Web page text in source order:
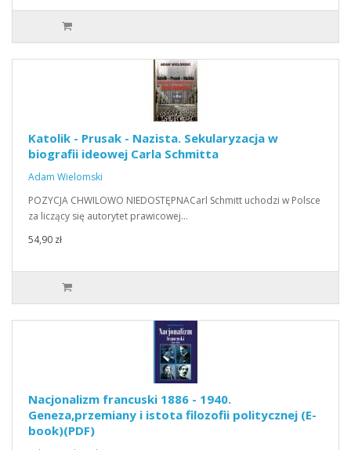
Katolik - Prusak - Nazista. Sekularyzacja w
biografii ideowej Carla Schmitta
Adam Wielomski
POZYCJA CHWILOWO NIEDOSTĘPNACarl Schmitt uchodzi w Polsce
za liczący się autorytet prawicowej…
54,90 zł
Nacjonalizm francuski 1886 - 1940.
Geneza,przemiany i istota filozofii politycznej (E-
book)(PDF)